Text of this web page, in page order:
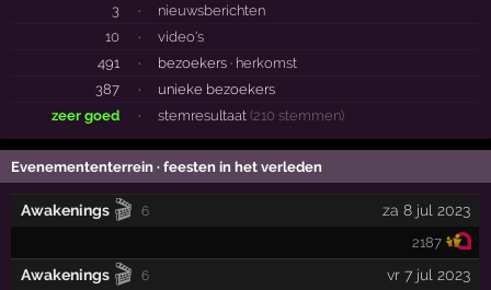
3
·
nieuwsberichten
10
·
video's
491
· bezoekers · herkomst
387
·
unieke bezoekers
zeer goed
· stemresultaat (210 stemmen)
Evenemententerrein · feesten in het verleden
Awakenings 🎬 6 za 8 jul 2023
2187
Awakenings 🎬 6 vr 7 jul 2023